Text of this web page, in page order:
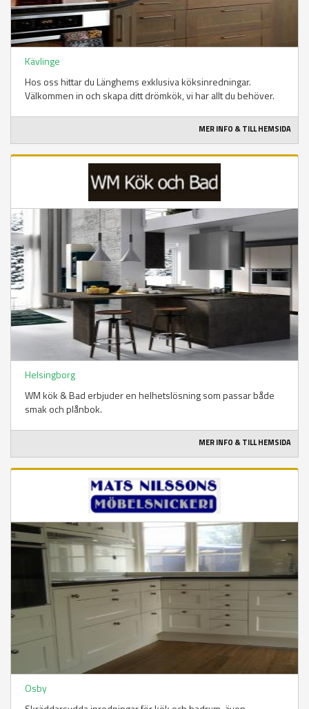
Kävlinge
Hos oss hittar du Länghems exklusiva köksinredningar.
Välkommen in och skapa ditt drömkök, vi har allt du behöver.
MER INFO & TILL HEMSIDA
Helsingborg
WM kök & Bad erbjuder en helhetslösning som passar både
smak och plånbok.
MER INFO & TILL HEMSIDA
Osby